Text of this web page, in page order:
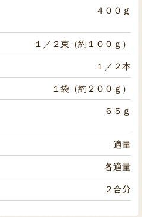
４００ｇ
１／２束（約１００ｇ）
１／２本
１袋（約２００ｇ）
６５ｇ
適量
各適量
２合分